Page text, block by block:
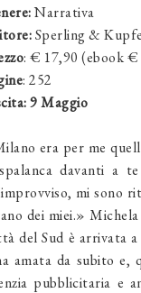
Narrativa
Sperling &
: € 17,90 (ebook €
: 252
9 Maggio
era per me
davanti a
mi sono
dei miei.»
del Sud è arrivata
amata da subito e,
pubblicitaria e